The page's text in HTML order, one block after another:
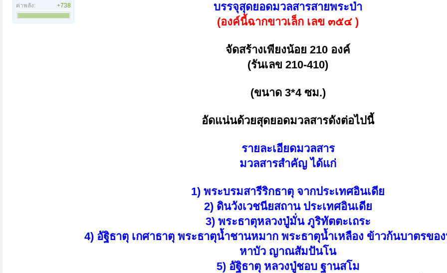
ค่าพลัง:
+738
บรรจุสุดยอดมวลสารสายพระป่า
(องค์นี้ฉากขาวเล็ก เลข ๓๕๔ )
จัดสร้างเพียงน้อย 210 องค์
(รันเลข 210-410)
(ขนาด 3*4 ซม.)
อัดแน่นด้วยสุดยอดมวลสารดังต่อไปนี้
รายละเอียดมวลสาร
มวลสารสำคัญ ได้แก่
1) พระบรมสารีริกธาตุ จากประเทศอินเดีย
2) ดินวังเวชนียสถาน ประเทศอินเดีย
3) พระธาตุหลวงปู่มั่น ภูริทัตตะเถระ
4) อัฐิธาตุ เกศาธาตุ พระธาตุน้ำชานหมาก พระธาตุน้ำเหลือง ข้าวก้นบาตรขอ
หาบัว ญาณสัมปันโน
5) อัฐิธาตุ หลวงปู่ชอบ ฐานสโม